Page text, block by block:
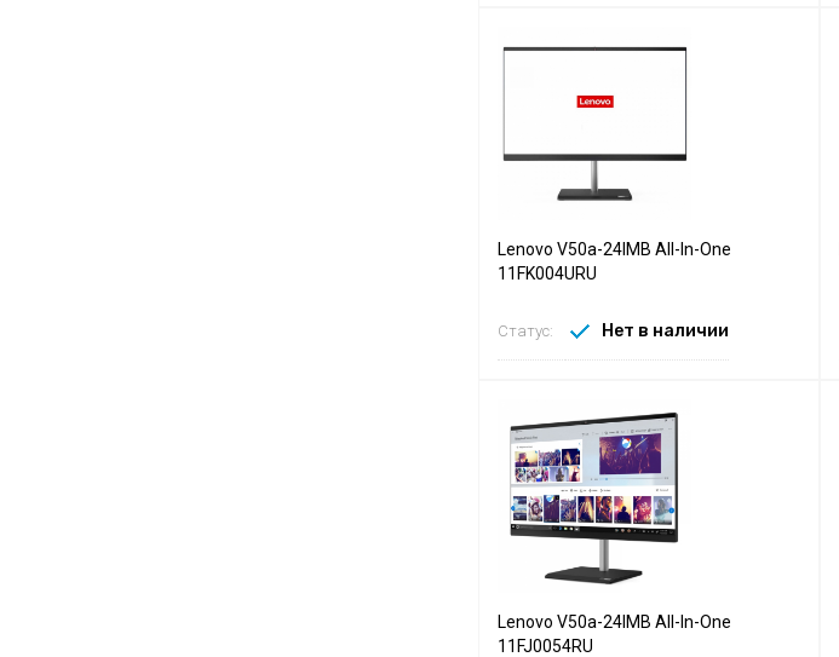
Lenovo V50a-24IMB All-In-One
11FK004URU
Статус: Нет в наличии
Lenovo V50a-24IMB All-In-One
11FJ0054RU